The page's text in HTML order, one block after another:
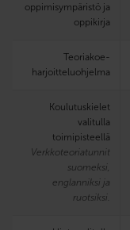
oppimisympäristö ja
oppikirja
Teoria­koe­
harjoittelu­ohjelma
Koulutuskielet
valitulla
toimipisteellä
Verkkoteoriatunnit
suomeksi,
englanniksi ja
ruotsiksi.